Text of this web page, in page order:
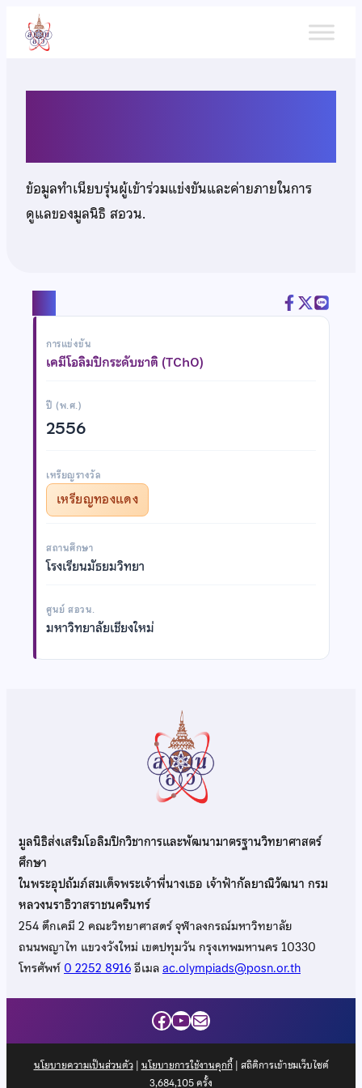
เนื้อหา
ข้อมูลทำเนียบรุ่นผู้เข้าร่วมแข่งขันและค่ายภายในการ
ดูแลของมูลนิธิ สอวน.
การแข่งขัน
เคมีโอลิมปิกระดับชาติ (TChO)
ปี (พ.ศ.)
2556
เหรียญรางวัล
เหรียญทองแดง
สถานศึกษา
โรงเรียนมัธยมวิทยา
ศูนย์ สอวน.
มหาวิทยาลัยเชียงใหม่
มูลนิธิส่งเสริมโอลิมปิกวิชาการและพัฒนามาตรฐานวิทยาศาสตร์
ศึกษา
ในพระอุปถัมภ์สมเด็จพระเจ้าพี่นางเธอ เจ้าฟ้ากัลยาณิวัฒนา กรม
หลวงนราธิวาสราชนครินทร์
254 ตึกเคมี 2 คณะวิทยาศาสตร์ จุฬาลงกรณ์มหาวิทยาลัย
ถนนพญาไท แขวงวังใหม่ เขตปทุมวัน กรุงเทพมหานคร 10330
โทรศัพท์0 2252 8916อีเมลac.olympiads@posn.or.th
Facebook
YouTube
Mail
นโยบายความเป็นส่วนตัว| นโยบายการใช้งานคุกกี้| สถิติการเข้าชมเว็บไซต์
3,684,105ครั้ง